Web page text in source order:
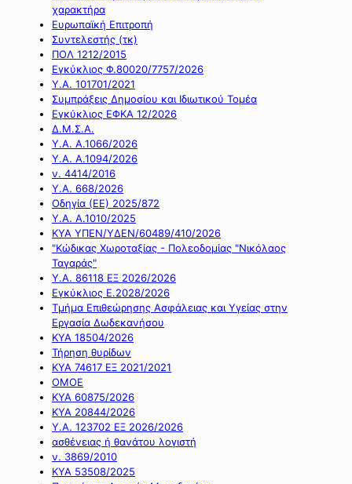
χαρακτήρα
Ευρωπαϊκή Επιτροπή
Συντελεστής (τκ)
ΠΟΛ 1212/2015
Εγκύκλιος Φ.80020/7757/2026
Υ.Α. 101701/2021
Συμπράξεις Δημοσίου και Ιδιωτικού Τομέα
Εγκύκλιος ΕΦΚΑ 12/2026
Δ.Μ.Σ.Α.
Υ.Α. Α.1066/2026
Υ.Α. Α.1094/2026
ν. 4414/2016
Y.A. 668/2026
Οδηγία (ΕΕ) 2025/872
Υ.Α. Α.1010/2025
ΚΥΑ ΥΠΕΝ/ΥΔΕΝ/60489/410/2026
"Κώδικας Χωροταξίας - Πολεοδομίας "Νικόλαος
Ταγαράς"
Υ.Α. 86118 ΕΞ 2026/2026
Εγκύκλιος Ε.2028/2026
Τμήμα Επιθεώρησης Ασφάλειας και Υγείας στην
Εργασία Δωδεκανήσου
ΚΥΑ 18504/2026
Τήρηση θυρίδων
ΚΥΑ 74617 ΕΞ 2021/2021
ΟΜΟΕ
ΚΥΑ 60875/2026
ΚΥΑ 20844/2026
Υ.Α. 123702 ΕΞ 2026/2026
ασθένειας ή θανάτου λογιστή
ν. 3869/2010
ΚΥΑ 53508/2025